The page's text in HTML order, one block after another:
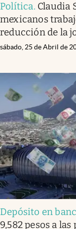
Política. Claudia
mexicanos
reducción de la
sábado, 25 de Abril de
Depósito en
9,582 pesos a